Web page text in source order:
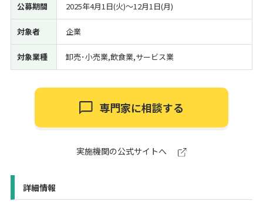
検索
公募期間 2025年4月1日(火)〜12月1日(月)
対象者 企業
対象業種 卸売･小売業,飲食業,サービス業
専門家に相談する
実施機関の公式サイトへ
詳細情報